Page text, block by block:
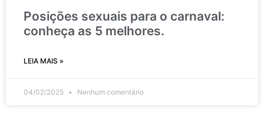
Posições sexuais para o carnaval:
conheça as 5 melhores.
LEIA MAIS »
04/02/2025 Nenhum comentário